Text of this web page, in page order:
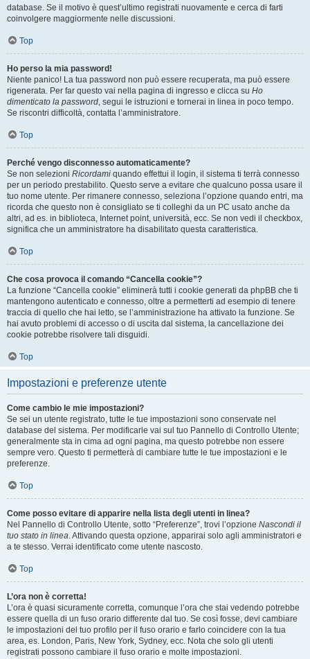
database. Se il motivo è quest’ultimo registrati nuovamente e cerca di farti
coinvolgere maggiormente nelle discussioni.
Top
Ho perso la mia password!
Niente panico! La tua password non può essere recuperata, ma può essere
rigenerata. Per far questo vai nella pagina di ingresso e clicca su Ho
dimenticato la password, segui le istruzioni e tornerai in linea in poco tempo.
Se riscontri difficoltà, contatta l’amministratore.
Top
Perché vengo disconnesso automaticamente?
Se non selezioni Ricordami quando effettui il login, il sistema ti terrà connesso
per un periodo prestabilito. Questo serve a evitare che qualcuno possa usare il
tuo nome utente. Per rimanere connesso, seleziona l’opzione quando entri, ma
ricorda che questo non è consigliato se ti colleghi da un PC usato anche da
altri, ad es. in biblioteca, Internet point, università, ecc. Se non vedi il checkbox,
significa che un amministratore ha disabilitato questa caratteristica.
Top
Che cosa provoca il comando “Cancella cookie”?
La funzione “Cancella cookie” eliminerà tutti i cookie generati da phpBB che ti
mantengono autenticato e connesso, oltre a permetterti ad esempio di tenere
traccia di quello che hai letto, se l’amministrazione ha attivato la funzione. Se
hai avuto problemi di accesso o di uscita dal sistema, la cancellazione dei
cookie potrebbe risolvere tali disguidi.
Top
Impostazioni e preferenze utente
Come cambio le mie impostazioni?
Se sei un utente registrato, tutte le tue impostazioni sono conservate nel
database del sistema. Per modificarle vai sul tuo Pannello di Controllo Utente;
generalmente sta in cima ad ogni pagina, ma questo potrebbe non essere
sempre vero. Questo ti permetterà di cambiare tutte le tue impostazioni e le
preferenze.
Top
Come posso evitare di apparire nella lista degli utenti in linea?
Nel Pannello di Controllo Utente, sotto “Preferenze”, trovi l’opzione Nascondi il
tuo stato in linea. Attivando questa opzione, apparirai solo agli amministratori e
a te stesso. Verrai identificato come utente nascosto.
Top
L’ora non è corretta!
L’ora è quasi sicuramente corretta, comunque l’ora che stai vedendo potrebbe
essere quella di un fuso orario differente dal tuo. Se così fosse, devi cambiare
le impostazioni del tuo profilo per il fuso orario e farlo coincidere con la tua
area, es. London, Paris, New York, Sydney, ecc. Nota che solo gli utenti
registrati possono cambiare il fuso orario e molte impostazioni.